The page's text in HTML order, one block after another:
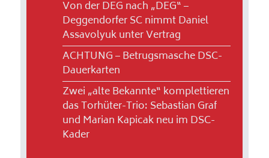
Von der DEG nach „DEG“ –
Deggendorfer SC nimmt Daniel
Assavolyuk unter Vertrag
ACHTUNG – Betrugsmasche DSC-
Dauerkarten
Zwei „alte Bekannte“ komplettieren
das Torhüter-Trio: Sebastian Graf
und Marian Kapicak neu im DSC-
Kader